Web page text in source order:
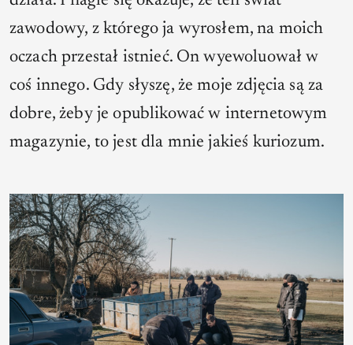
zawodowy, z którego ja wyrosłem, na moich
oczach przestał istnieć. On wyewoluował w
coś innego. Gdy słyszę, że moje zdjęcia są za
dobre, żeby je opublikować w internetowym
magazynie, to jest dla mnie jakieś kuriozum.